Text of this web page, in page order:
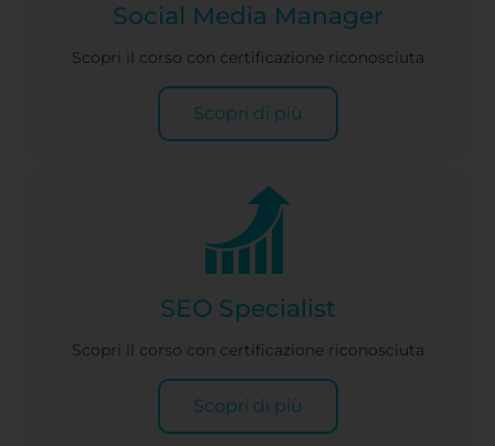
Social Media Manager
Scopri il corso con certificazione riconosciuta
Scopri di più
SEO Specialist
Scopri il corso con certificazione riconosciuta
Scopri di più